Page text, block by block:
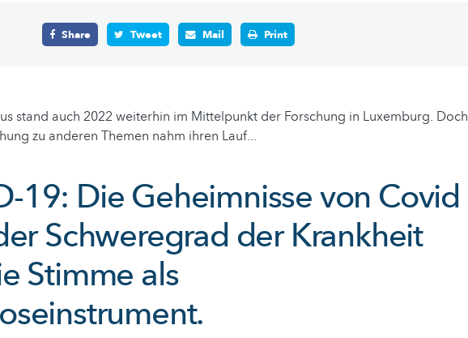
Share Tweet Mail Print
stand auch 2022 weiterhin im Mittelpunkt der Forschung in Luxemburg. Doch
zu anderen Themen nahm ihren Lauf...
19: Die Geheimnisse von Covid
Schweregrad der Krankheit
Stimme als